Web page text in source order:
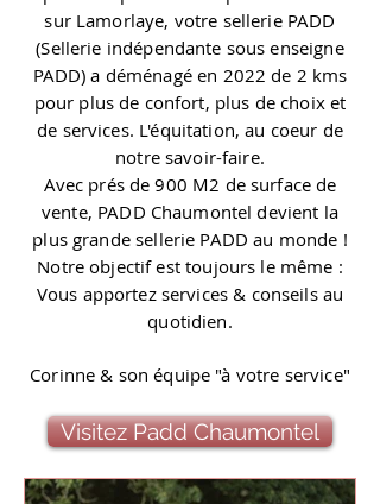
sur Lamorlaye, votre sellerie PADD
(Sellerie indépendante sous enseigne
PADD) a déménagé en 2022 de 2 kms
pour plus de confort, plus de choix et
de services. L'équitation, au coeur de
notre savoir-faire.
Avec prés de 900 M2 de surface de
vente, PADD Chaumontel devient la
plus grande sellerie PADD au monde !
Notre objectif est toujours le même :
Vous apportez services & conseils au
quotidien.
Corinne & son équipe "à votre service"
Visitez Padd Chaumontel